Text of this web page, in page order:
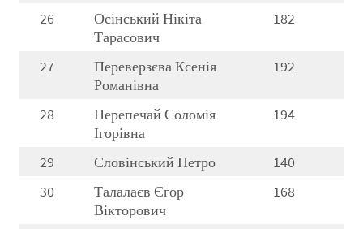
26
Осінський Нікіта
Тарасович
182
27
Переверзєва Ксенія
Романівна
192
28
Перепечай Соломія
Ігорівна
194
29 Словінський Петро
140
30
Талалаєв Єгор
Вікторович
168